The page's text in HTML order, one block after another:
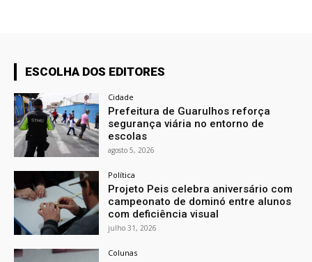
ESCOLHA DOS EDITORES
Cidade
Prefeitura de Guarulhos reforça
segurança viária no entorno de
escolas
agosto 5, 2026
Política
Projeto Peis celebra aniversário com
campeonato de dominó entre alunos
com deficiência visual
julho 31, 2026
Colunas